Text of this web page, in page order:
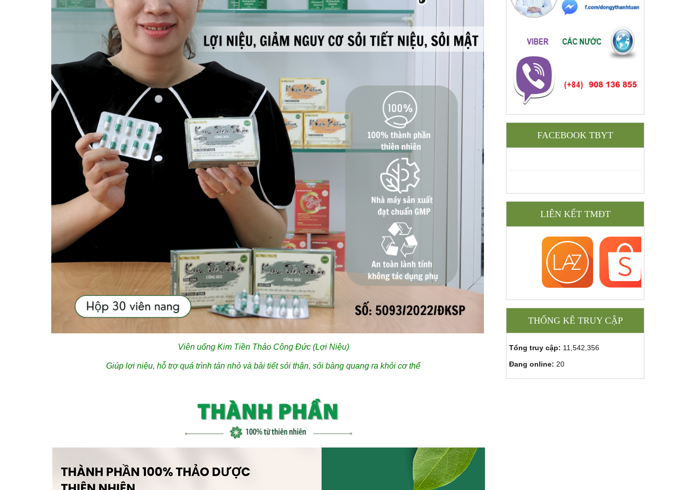
Viên uống Kim Tiền Thảo Công Đức (Lợi Niệu)
Giúp lợi niệu, hỗ trợ quá trình tán nhỏ và bài tiết sỏi thận, sỏi bàng quang ra khỏi cơ thể
FACEBOOK TBYT
LIÊN KẾT TMĐT
THỐNG KÊ TRUY CẬP
Tổng truy cập: 11,542,356
Đang online: 20